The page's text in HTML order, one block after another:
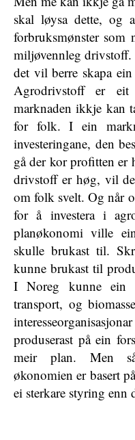
skal løysa dette, og
forbruksmønster som
miljøvennleg
det vil berre skapa
Agrodrivstoff er
marknaden ikkje kan
for folk. I ein
investeringane, den
gå der kor profitten er
drivstoff er høg, vil
om folk svelt. Og når
for å investera i
planøkonomi ville
skulle brukast til.
kunne brukast til
I Noreg kunne ein
transport, og
produserast på ein
meir plan. Men
økonomien er basert
ei sterkare styring enn